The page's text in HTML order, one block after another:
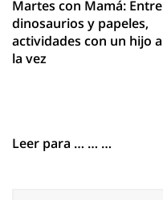
Martes con Mamá: Entre
dinosaurios y papeles,
actividades con un hijo a
la vez
Leer para … … …